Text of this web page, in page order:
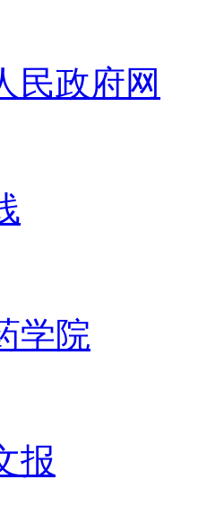
民政府网
学院
报